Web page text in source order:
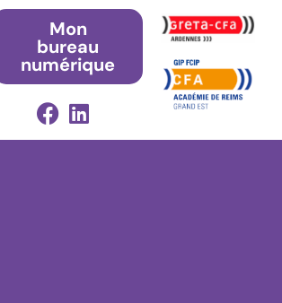
Mon
bureau
numérique